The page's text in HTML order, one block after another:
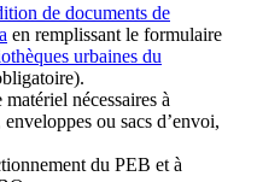
de documents de
en remplissant le formulaire
urbaines du
nécessaires à
ou sacs d’envoi,
du PEB et à